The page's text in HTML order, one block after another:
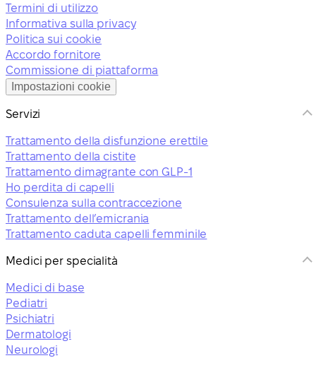
Termini di utilizzo
Informativa sulla privacy
Politica sui cookie
Accordo fornitore
Commissione di piattaforma
Impostazioni cookie
Servizi
Trattamento della disfunzione erettile
Trattamento della cistite
Trattamento dimagrante con GLP-1
Ho perdita di capelli
Consulenza sulla contraccezione
Trattamento dell’emicrania
Trattamento caduta capelli femminile
Medici per specialità
Medici di base
Pediatri
Psichiatri
Dermatologi
Neurologi